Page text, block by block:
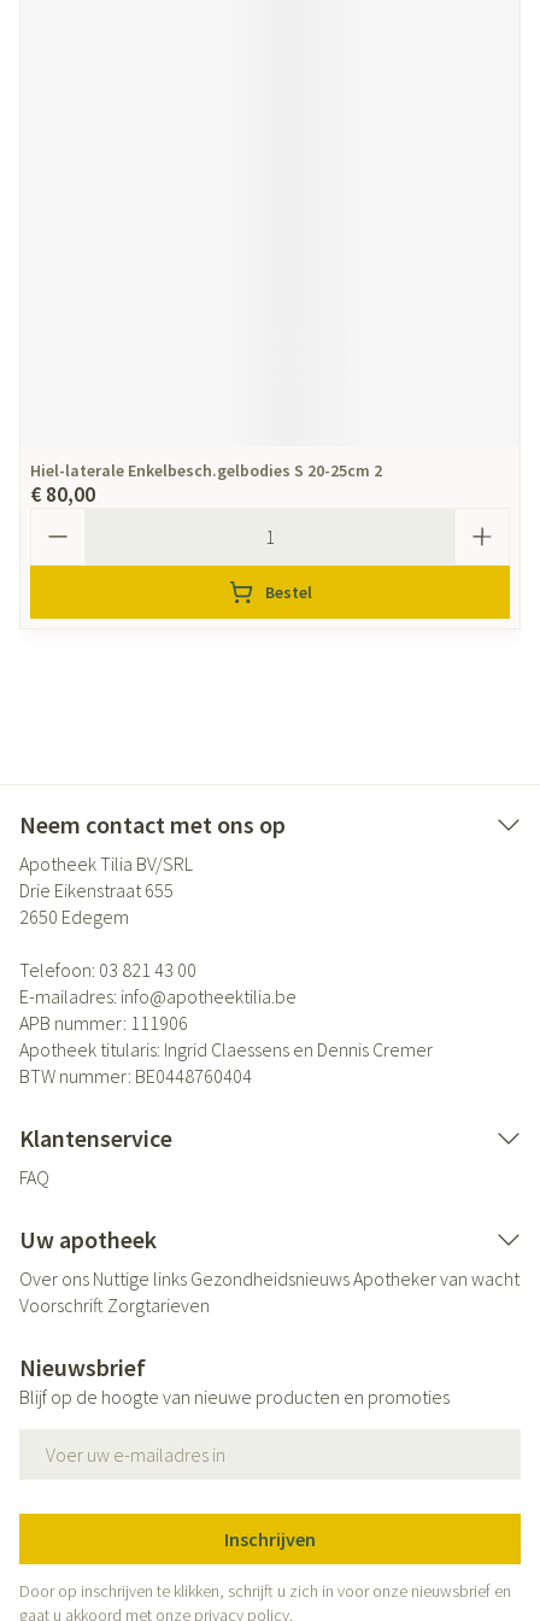
Hiel-laterale Enkelbesch.gelbodies S 20-25cm 2
€ 80,00
Bestel
Neem contact met ons op
Apotheek Tilia BV/SRL
Drie Eikenstraat 655
2650 Edegem
Telefoon: 03 821 43 00
E-mailadres: info@apotheektilia.be
APB nummer: 111906
Apotheek titularis: Ingrid Claessens en Dennis Cremer
BTW nummer: BE0448760404
Klantenservice
FAQ
Uw apotheek
Over ons Nuttige links GezondheidsnieuwsApotheker van wacht
Voorschrift Zorgtarieven
Nieuwsbrief
Blijf op de hoogte van nieuwe producten en promoties
Inschrijven
Door op inschrijven te klikken, schrijft u zich in voor onze nieuwsbrief en
gaat u akkoord met onze privacy policy.